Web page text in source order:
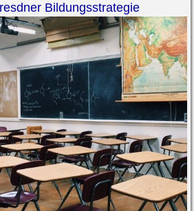
Bildungsstrategie